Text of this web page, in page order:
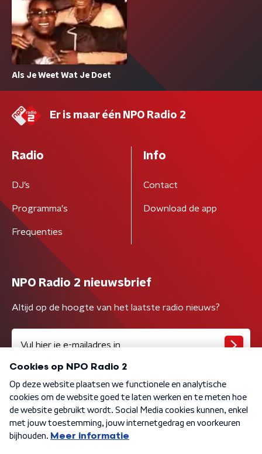
Als Je Weet Wat Je Doet
Er is maar één NPO Radio 2
Radio
DJ’s
Programma's
Frequenties
Info
Contact
Download de app
NPO Radio 2 nieuwsbrief
Altijd op de hoogte van het laatste radio nieuws?
Algemene voorwaarden Privacybeleid